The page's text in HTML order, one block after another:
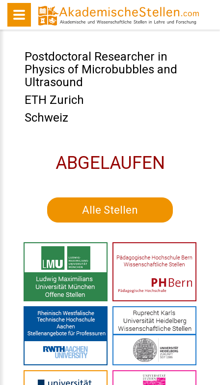
Postdoctoral Researcher in
Physics of Microbubbles and
Ultrasound
ETH Zurich
Schweiz
ABGELAUFEN
Alle Stellen